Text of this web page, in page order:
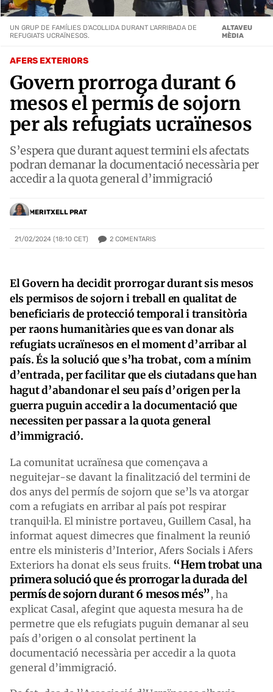
AFERS EXTERIORS
Govern prorroga durant 6
mesos el permís de sojorn
per als refugiats ucraïnesos
S’espera que durant aquest termini els afectats
podran demanar la documentació necessària per
accedir a la quota general d’immigració
MERITXELL PRAT
21/02/2024 (18:10 CET) 2 COMENTARIS
UN GRUP DE FAMÍLIES D'ACOLLIDA DURANT L'ARRIBADA DE
REFUGIATS UCRAÏNESOS.
ALTAVEU
MÈDIA
El Govern ha decidit prorrogar durant sis mesos
els permisos de sojorn i treball en qualitat de
beneficiaris de protecció temporal i transitòria
per raons humanitàries que es van donar als
refugiats ucraïnesos en el moment d’arribar al
país. És la solució que s’ha trobat, com a mínim
d’entrada, per facilitar que els ciutadans que han
hagut d’abandonar el seu país d’origen per la
guerra puguin accedir a la documentació que
necessiten per passar a la quota general
d’immigració.
La comunitat ucraïnesa que començava a
neguitejar-se davant la finalització del termini de
dos anys del permís de sojorn que se’ls va atorgar
com a refugiats en arribar al país pot respirar
tranquil·la. El ministre portaveu, Guillem Casal, ha
informat aquest dimecres que finalment la reunió
entre els ministeris d’Interior, Afers Socials i Afers
Exteriors ha donat els seus fruits. “Hem trobat una
primera solució que és prorrogar la durada del
permís de sojorn durant 6 mesos més”, ha
explicat Casal, afegint que aquesta mesura ha de
permetre que els refugiats puguin demanar al seu
país d’origen o al consolat pertinent la
documentació necessària per accedir a la quota
general d’immigració.